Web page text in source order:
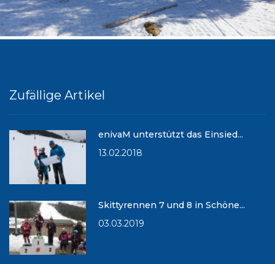
Zufällige Artikel
enivaM unterstützt das Einsied...
13.02.2018
Skittyrennen 7 und 8 in Schöne...
03.03.2019